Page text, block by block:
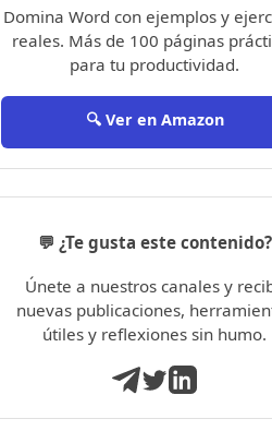
Domina Word con ejemplos y
reales. Más de 100 páginas
para tu productividad.
🔍 Ver en Amazon
💬 ¿Te gusta este contenido?
Únete a nuestros canales y
nuevas publicaciones,
útiles y reflexiones sin humo.